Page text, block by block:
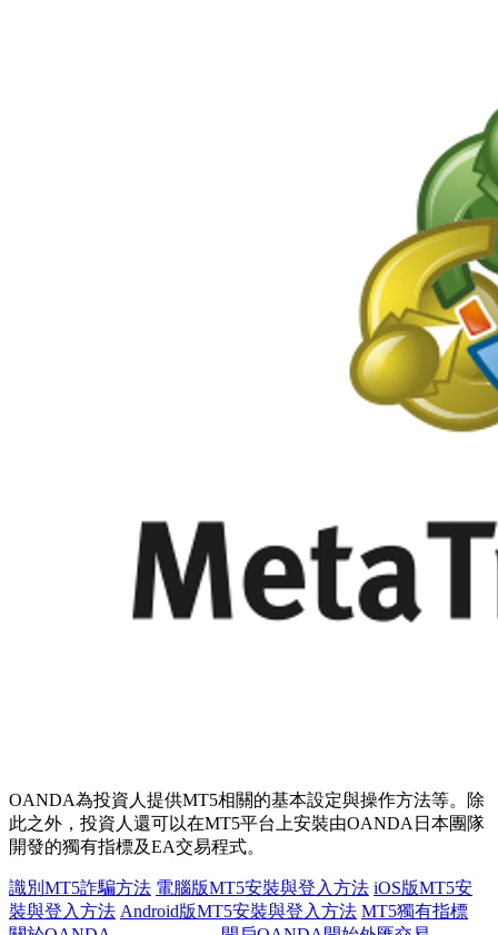
OANDA為投資人提供MT5相關的基本設定與操作方法等。除
此之外，投資人還可以在MT5平台上安裝由OANDA日本團隊
開發的獨有指標及EA交易程式。
識別MT5詐騙方法 電腦版MT5安裝與登入方法 iOS版MT5安
裝與登入方法 Android版MT5安裝與登入方法 MT5獨有指標